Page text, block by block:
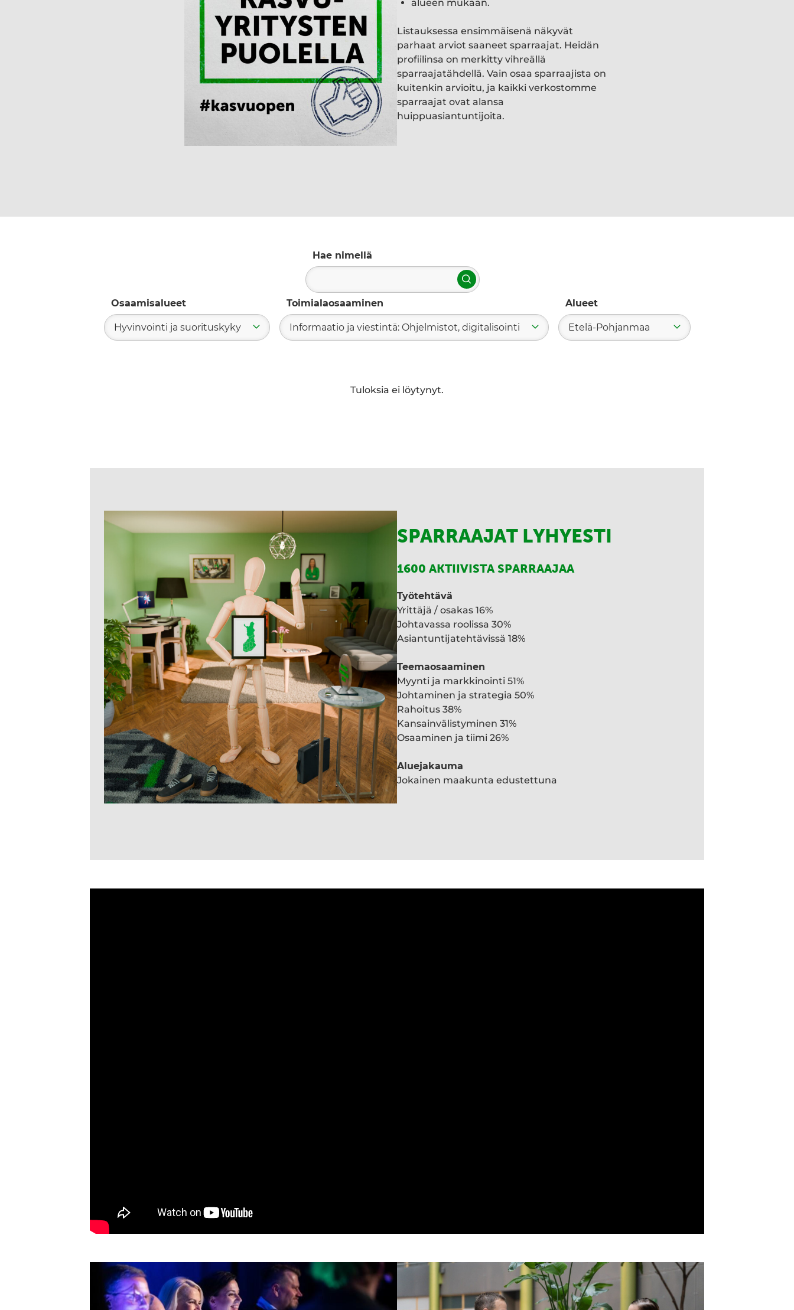
alueen mukaan.
Listauksessa ensimmäisenä näkyvät
parhaat arviot saaneet sparraajat. Heidän
profiilinsa on merkitty vihreällä
sparraajatähdellä. Vain osaa sparraajista on
kuitenkin arvioitu, ja kaikki verkostomme
sparraajat ovat alansa
huippuasiantuntijoita.
Hae nimellä
Hae
Osaamisalueet
Hyvinvointi ja suorituskyky
Toimialaosaaminen
Informaatio ja viestintä: Ohjelmistot, digitalisointi
Alueet
Etelä-Pohjanmaa
Tuloksia ei löytynyt.
SPARRAAJAT LYHYESTI
1600 AKTIIVISTA SPARRAAJAA
Työtehtävä
Yrittäjä / osakas 16%
Johtavassa roolissa 30%
Asiantuntijatehtävissä 18%
Teemaosaaminen
Myynti ja markkinointi 51%
Johtaminen ja strategia 50%
Rahoitus 38%
Kansainvälistyminen 31%
Osaaminen ja tiimi 26%
Aluejakauma
Jokainen maakunta edustettuna